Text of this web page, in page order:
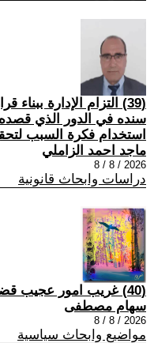
(39) التزام الإدارة
سنده في الدور الذي قصده
استخدام فكرة السبب
ماجد احمد الزاملي
2026 / 8 / 8
دراسات وابحاث قانونية
(40) غريب امور عجيب قضية
سهام مصطفى
2026 / 8 / 8
مواضيع وابحاث سياسية